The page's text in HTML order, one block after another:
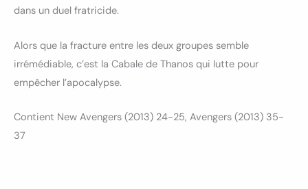
dans un duel fratricide.
Alors que la fracture entre les deux groupes semble
irrémédiable, c’est la Cabale de Thanos qui lutte pour
empêcher l’apocalypse.
Contient New Avengers (2013) 24-25, Avengers (2013) 35-
37